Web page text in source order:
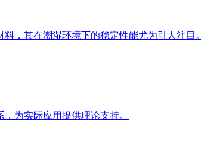
，其在潮湿环境下的稳定性能尤为引人注目。
为实际应用提供理论支持。